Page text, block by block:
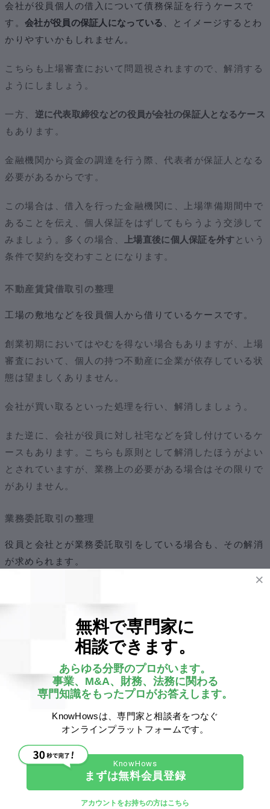
会社が役員個人の借入について債務保証を行うケースで
す。 会社が役員の保証人になっている 、とイメージするとわ
かりやすいかもしれません。
こちらも上場審査において問題視されますので、解消する
ようにしましょう。
一方、 逆に代表取締役などの役員が会社の保証人となるケース
もあります。
金融機関から資金の調達を行う際、代表者が保証人となる
必要があるからです。
この場合は、借入を行った金融機関に、上場準備期間中で
あることを伝え、個人保証をはずしてもらうよう交渉して
みましょう。多くの場合、
上場直後に個人保証を外す という
条件で契約を交わすことになります。
不動産賃貸借取引の整理
工場の敷地などを役員個人から借りているケースです。
創業初期においてはやむを得ない場合もありますが、上場
審査において、個人の持つ不動産に企業が依存している状
態は望ましくありません。
会社が買い取るといった処理を行い、解消しましょう。
また逆に、会社が役員に対し社宅などを貸し付けているケ
ースもあります。こちらも原則として解消したほうがよい
とされていますが、業務上の必要がある場合はその限りで
がありません。
業務委託取引の整理
役員と会社とが業務委託取引をしている場合も、その解消
が求められます。
任するケース。
監査役とは、会社の経営に不正がないかをチェックし、株
主に報告する役職です。その監査役が会社と何らかの利害
関係にあった場合、公正な監査ができなくなるおそれがあ
ります。
そのため、上場の際にはこうした取引も解消しなければな
またその他の場合であっても、関連当事者等が何らかの業
務委託契約を受けていることは、本来株主に配分すべき利
無料で専門家に
相談できます。
あらゆる分野のプロがいます。
事業、M&A、財務、法務に関わる
専門知識をもったプロがお答えします。
KnowHowsは、専門家と相談者をつなぐ
オンラインプラットフォームです。
まずは無料会員登録
アカウントをお持ちの方はこちら